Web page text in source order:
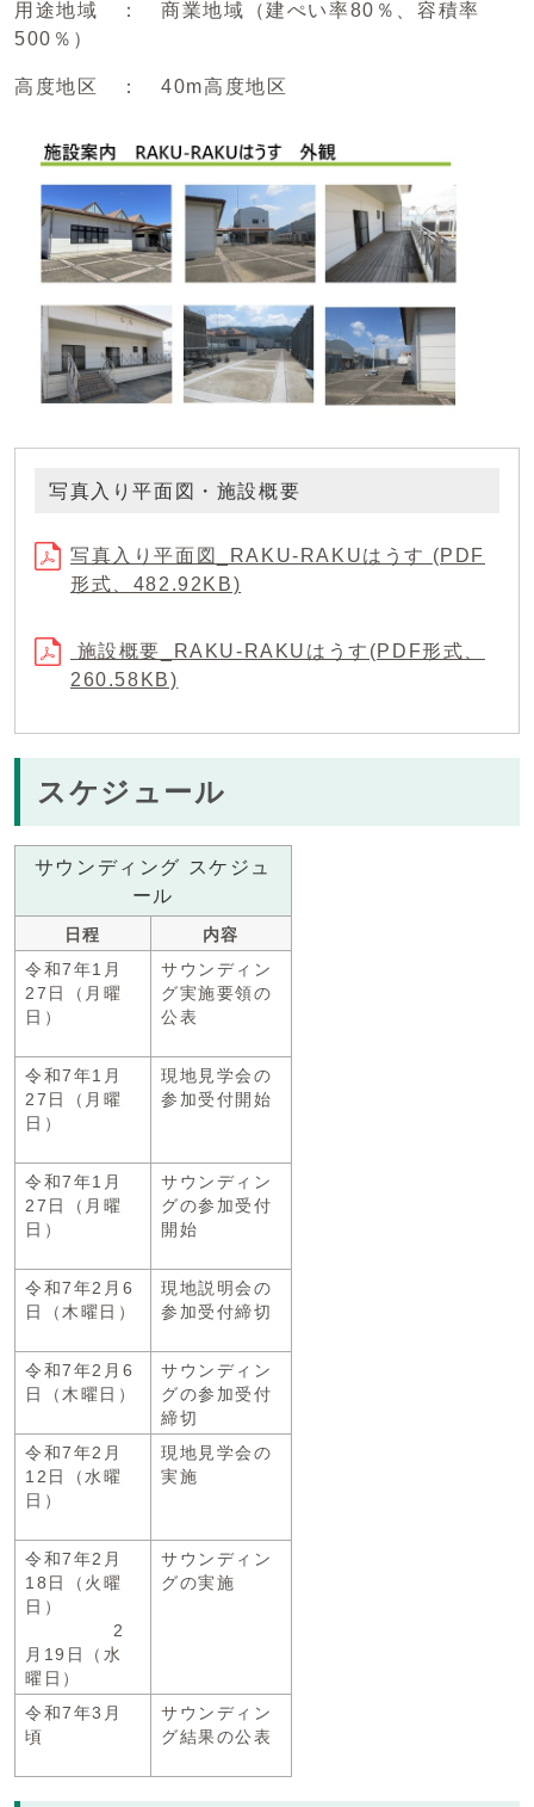
用途地域 ： 商業地域（建ぺい率80％、容積率
500％）
高度地区 ： 40m高度地区
写真入り平面図・施設概要
写真入り平面図_RAKU-RAKUはうす (PDF
形式、482.92KB)
施設概要_RAKU-RAKUはうす(PDF形式、
260.58KB)
スケジュール
サウンディング スケジュ
ール
日程
内容
令和7年1月
27日（月曜
日）
サウンディン
グ実施要領の
公表
令和7年1月
27日（月曜
日）
現地見学会の
参加受付開始
令和7年1月
27日（月曜
日）
サウンディン
グの参加受付
開始
令和7年2月6
日（木曜日）
現地説明会の
参加受付締切
令和7年2月6
日（木曜日）
サウンディン
グの参加受付
締切
令和7年2月
12日（水曜
日）
現地見学会の
実施
令和7年2月
18日（火曜
日）
2
月19日（水
曜日）
サウンディン
グの実施
令和7年3月
頃
サウンディン
グ結果の公表